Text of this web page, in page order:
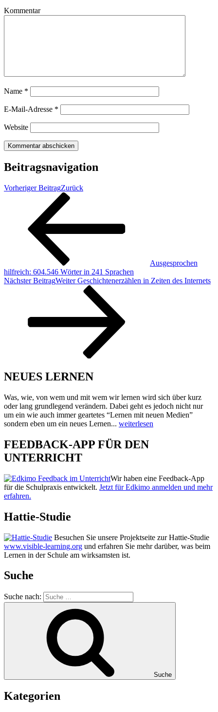
Kommentar
Name *
E-Mail-Adresse *
Website
Beitragsnavigation
Vorheriger BeitragZurück
Ausgesprochen
hilfreich: 604.546 Wörter in 241 Sprachen
Nächster BeitragWeiter Geschichtenerzählen in Zeiten des Internets
NEUES LERNEN
Was, wie, von wem und mit wem wir lernen wird sich über kurz
oder lang grundlegend verändern. Dabei geht es jedoch nicht nur
um ein wie auch immer geartetes “Lernen mit neuen Medien”
sondern eben um ein neues Lernen... weiterlesen
FEEDBACK-APP FÜR DEN
UNTERRICHT
Wir haben eine Feedback-App
für die Schulpraxis entwickelt. Jetzt für Edkimo anmelden und mehr
erfahren.
Hattie-Studie
Besuchen Sie unsere Projektseite zur Hattie-Studie
www.visible-learning.org und erfahren Sie mehr darüber, was beim
Lernen in der Schule am wirksamsten ist.
Suche
Suche nach:
Suche
Kategorien